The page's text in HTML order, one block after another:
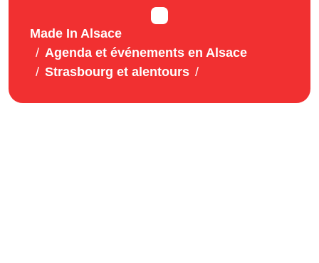
Made In Alsace
Agenda et événements en Alsace
Strasbourg et alentours